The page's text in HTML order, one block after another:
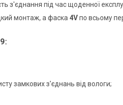
з'єднання під час щоденної
монтаж, а фаска 4Vпо всьому
замкових з'єднань від вологи;